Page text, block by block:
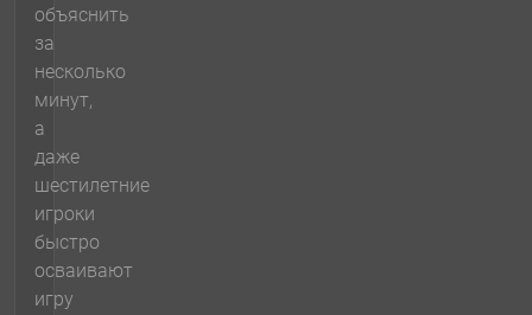
объяснить
за
несколько
минут,
а
даже
шестилетние
игроки
быстро
осваивают
игру